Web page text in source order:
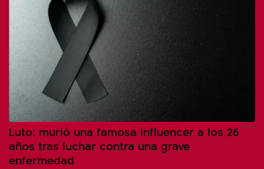
Luto: murió una famosa influencer a los 26
años tras luchar contra una grave
enfermedad